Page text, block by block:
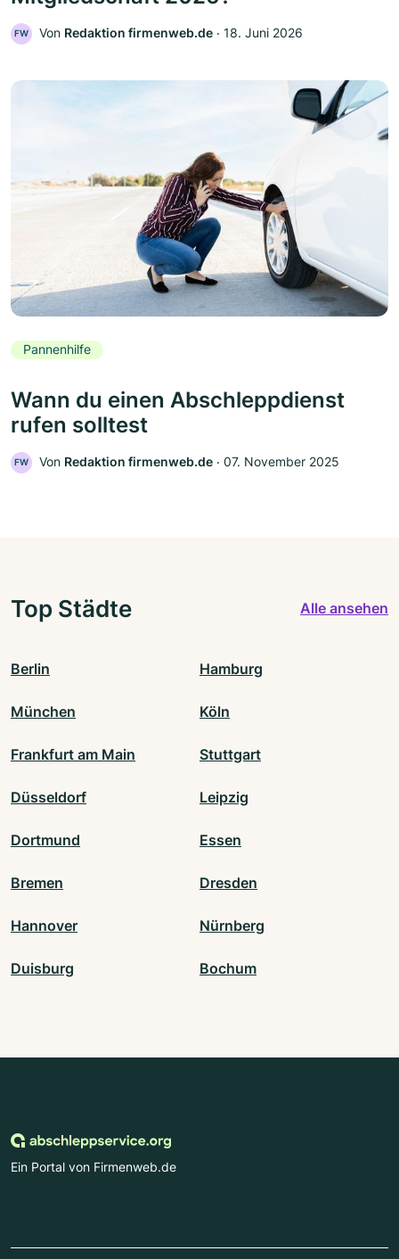
FW Von Redaktion firmenweb.de ‧ 18. Juni 2026
Pannenhilfe
Wann du einen Abschleppdienst
rufen solltest
FW Von Redaktion firmenweb.de ‧ 07. November 2025
Top Städte Alle ansehen
Berlin Hamburg
München Köln
Frankfurt am Main Stuttgart
Düsseldorf Leipzig
Dortmund Essen
Bremen Dresden
Hannover Nürnberg
Duisburg Bochum
Ein Portal von Firmenweb.de